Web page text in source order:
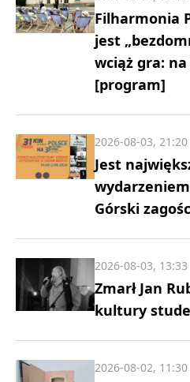
Filharmonia
jest
wciąż gra:
[program]
Jest
Górski
2026-08-03, 21:20
Zmarł Jan
kultury
2026-08-03, 13:33
2026-08-02, 11:30